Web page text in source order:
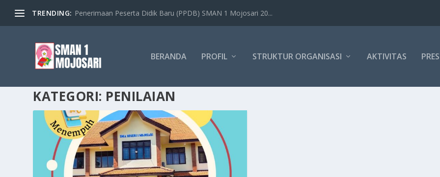
TRENDING: Penerimaan Peserta Didik Baru (PPDB) SMAN 1 Mojosari 20...
BERANDA PROFIL STRUKTUR ORGANISASI AKTIVITAS
KATEGORI: PENILAIAN